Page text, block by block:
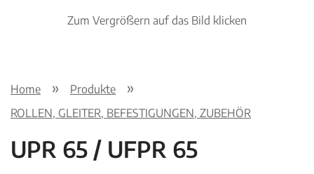
Zum Vergrößern auf das Bild klicken
Home
Produkte
ROLLEN, GLEITER, BEFESTIGUNGEN, ZUBEHÖR
UPR 65 / UFPR 65